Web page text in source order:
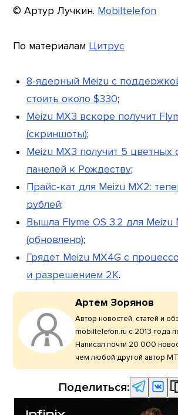
© Артур Лучкин. Mobiltelefon
По материалам Цитрус
8-ядерный Meizu с
стоить около $330;
Meizu MX3 вскоре получит
(скриншоты);
Meizu MX3 получит 5 цветных
панелей к Рождеству;
Прайс-кат для Meizu MX2:
рублей;
Вышла Flyme OS 3.2 для Meizu
(обновлено);
Грядет Meizu MX4G с
и разрешением 2K.
Артем Зорянов
Автор новостей, статей и
mobiltelefon.ru с 2013 года
Написал почти 20 000
чем любой другой автор
Поделиться: